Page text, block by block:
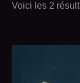
Voici les 2